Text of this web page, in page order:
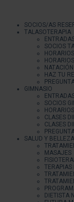
SOCIOS/AS
TALASOTERAPIA
SOCIOS
HAZ TU
GIMNASIO
SOCIOS
CLASES
CLASES
SALUD Y BELLEZA
MASAJES
TERAPIAS
DIETISTA